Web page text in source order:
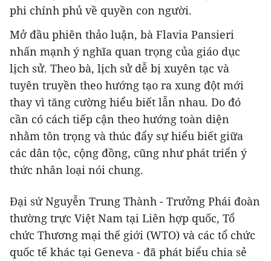
phi chính phủ về quyền con người.
Mở đầu phiên thảo luận, bà Flavia Pansieri
nhấn mạnh ý nghĩa quan trọng của giáo dục
lịch sử. Theo bà, lịch sử dễ bị xuyên tạc và
tuyên truyền theo hướng tạo ra xung đột mới
thay vì tăng cường hiểu biết lẫn nhau. Do đó
cần có cách tiếp cận theo hướng toàn diện
nhằm tôn trọng và thúc đẩy sự hiểu biết giữa
các dân tộc, cộng đồng, cũng như phát triển ý
thức nhân loại nói chung.
Đại sứ Nguyễn Trung Thành - Trưởng Phái đoàn
thường trực Việt Nam tại Liên hợp quốc, Tổ
chức Thương mại thế giới (WTO) và các tổ chức
quốc tế khác tại Geneva - đã phát biểu chia sẻ